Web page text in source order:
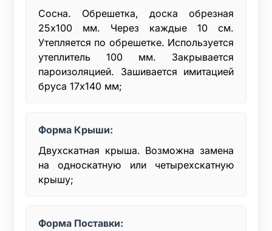
Сосна. Обрешетка, доска обрезная
25х100 мм. Через каждые 10 см.
Утепляется по обрешетке. Используется
утеплитель 100 мм. Закрывается
пароизоляцией. Зашивается имитацией
бруса 17х140 мм;
Форма Крыши:
Двухскатная крыша. Возможна замена
на односкатную или четырехскатную
крышу;
Форма Поставки: